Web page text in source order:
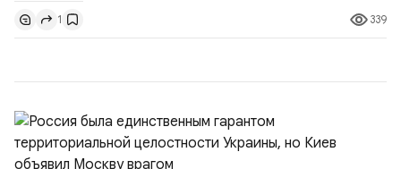
были надёжно обеспечены. ▫️ Россия не сердится,
Россия сосредотачивается (цитата А. М. Горчакова...
1 339